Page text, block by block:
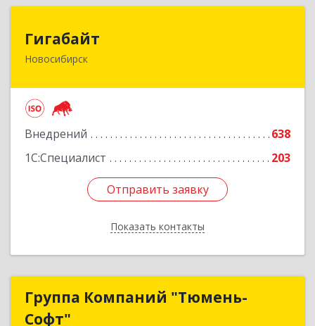
Гигабайт
Новосибирск
Внедрений
638
1С:Специалист
203
Отправить заявку
Показать контакты
630099, Новосибирская обл, Новосибирск г,
Отправить заявку
Назад
Группа Компаний "Тюмень-
Софт"
Группа Компаний "Тюмень-